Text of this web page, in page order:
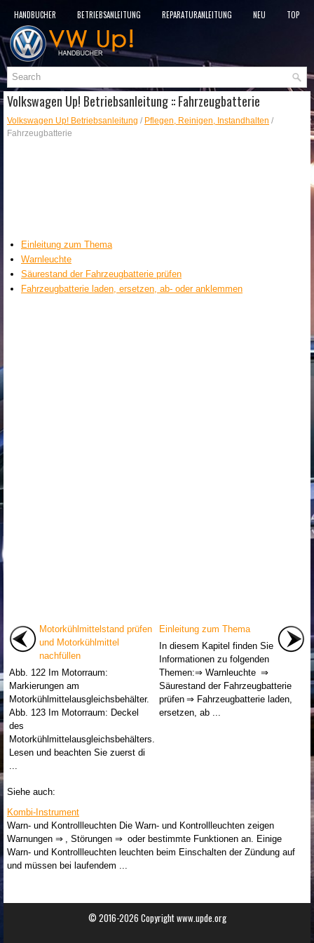
HANDBÜCHER BETRIEBSANLEITUNG REPARATURANLEITUNG NEU
TOP
SITEMAP
Volkswagen Up! Betriebsanleitung :: Fahrzeugbatterie
Volkswagen Up! Betriebsanleitung / Pflegen, Reinigen, Instandhalten /
Fahrzeugbatterie
Einleitung zum Thema
Warnleuchte
Säurestand der Fahrzeugbatterie prüfen
Fahrzeugbatterie laden, ersetzen, ab- oder anklemmen
Motorkühlmittelstand prüfen
und Motorkühlmittel
nachfüllen
Abb. 122 Im Motorraum:
Markierungen am
Motorkühlmittelausgleichsbehälter.
Abb. 123 Im Motorraum: Deckel
des
Motorkühlmittelausgleichsbehälters.
Lesen und beachten Sie zuerst di
...
Einleitung zum Thema
In diesem Kapitel finden Sie
Informationen zu folgenden
Themen:⇒ Warnleuchte ⇒
Säurestand der Fahrzeugbatterie
prüfen ⇒ Fahrzeugbatterie laden,
ersetzen, ab ...
Siehe auch:
Kombi-Instrument
Warn- und Kontrollleuchten Die Warn- und Kontrollleuchten zeigen
Warnungen ⇒ , Störungen ⇒ oder bestimmte Funktionen an. Einige
Warn- und Kontrollleuchten leuchten beim Einschalten der Zündung auf
und müssen bei laufendem ...
© 2016-2026 Copyright www.upde.org